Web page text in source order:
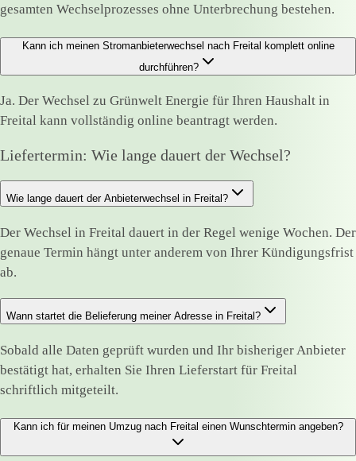
gesamten Wechselprozesses ohne Unterbrechung bestehen.
Kann ich meinen Stromanbieterwechsel nach Freital komplett online
durchführen?
Ja. Der Wechsel zu Grünwelt Energie für Ihren Haushalt in
Freital kann vollständig online beantragt werden.
Liefertermin: Wie lange dauert der Wechsel?
Wie lange dauert der Anbieterwechsel in Freital?
Der Wechsel in Freital dauert in der Regel wenige Wochen. Der
genaue Termin hängt unter anderem von Ihrer Kündigungsfrist
ab.
Wann startet die Belieferung meiner Adresse in Freital?
Sobald alle Daten geprüft wurden und Ihr bisheriger Anbieter
bestätigt hat, erhalten Sie Ihren Lieferstart für Freital
schriftlich mitgeteilt.
Kann ich für meinen Umzug nach Freital einen Wunschtermin angeben?